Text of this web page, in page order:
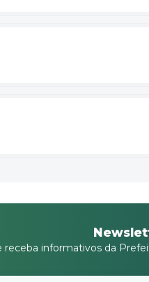
receba informativos da